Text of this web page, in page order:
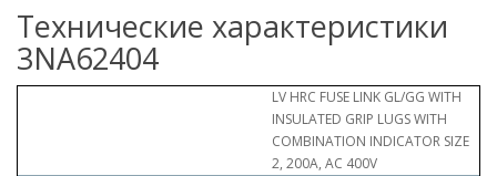
Технические характеристики
3NA62404
LV HRC FUSE LINK GL/GG WITH
INSULATED GRIP LUGS WITH
COMBINATION INDICATOR SIZE
2, 200A, AC 400V